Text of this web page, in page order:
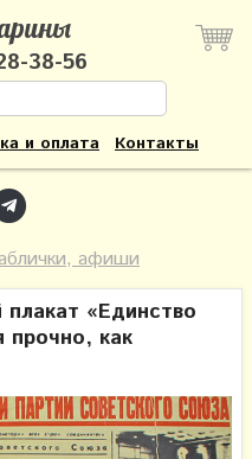
38-56
и оплата Контакты
афиши
«Единство
прочно, как